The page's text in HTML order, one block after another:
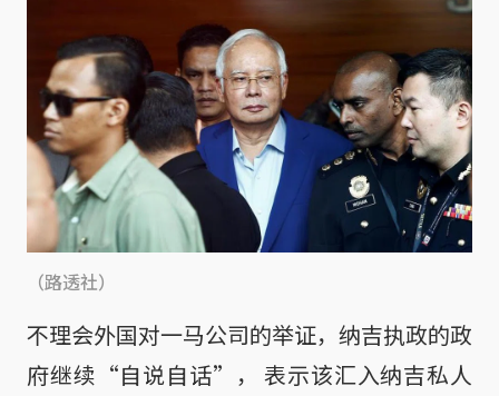
（路透社）
不理会外国对一马公司的举证，纳吉执政的政
府继续“自说自话”， 表示该汇入纳吉私人